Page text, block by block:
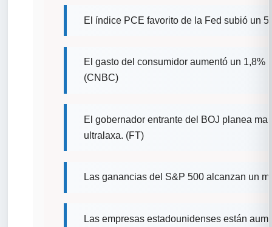
El índice PCE favorito de la Fed subió un
El gasto del consumidor aumentó un 1,8%
(CNBC)
El gobernador entrante del BOJ planea
ultralaxa. (FT)
Las ganancias del S&P 500 alcanzan un
Las empresas estadounidenses están